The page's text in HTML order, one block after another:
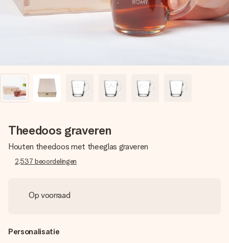
Theedoos graveren
Houten theedoos met theeglas graveren
2,537 beoordelingen
Op voorraad
Personalisatie